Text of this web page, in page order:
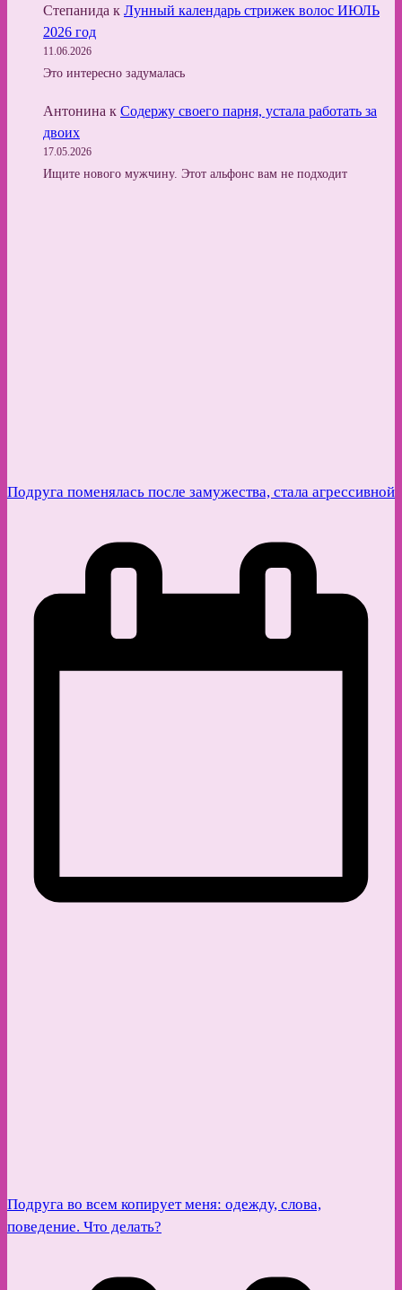
Степанида к Лунный календарь стрижек волос ИЮЛЬ
2026 год
11.06.2026
Это интересно задумалась
Антонина к Содержу своего парня, устала работать за
двоих
17.05.2026
Ищите нового мужчину. Этот альфонс вам не подходит
Подруга поменялась после замужества, стала агрессивной
Подруга во всем копирует меня: одежду, слова,
поведение. Что делать?